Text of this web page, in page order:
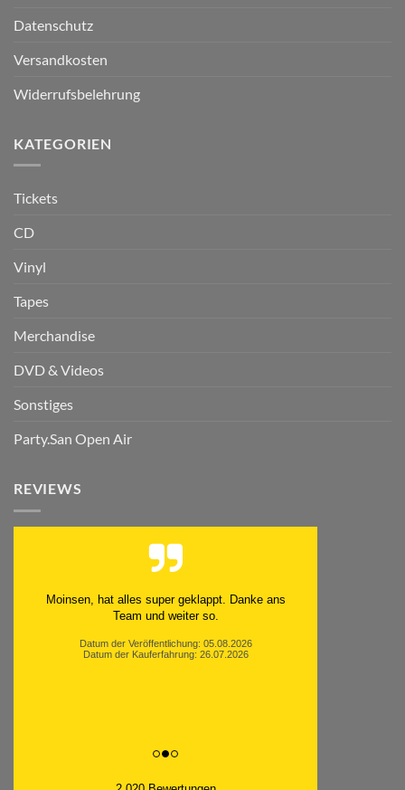
Datenschutz
Versandkosten
Widerrufsbelehrung
KATEGORIEN
Tickets
CD
Vinyl
Tapes
Merchandise
DVD & Videos
Sonstiges
Party.San Open Air
REVIEWS
Moinsen, hat alles super geklappt. Danke ans
Team und weiter so.
Datum der Veröffentlichung: 05.08.2026
Datum der Kauferfahrung: 26.07.2026